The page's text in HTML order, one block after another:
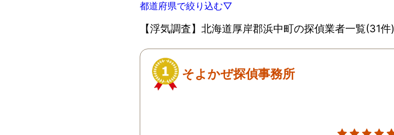
都道府県で絞り込む▽
【浮気調査】北海道厚岸郡浜中町の探偵業者一覧(31件)
そよかぜ探偵事務所